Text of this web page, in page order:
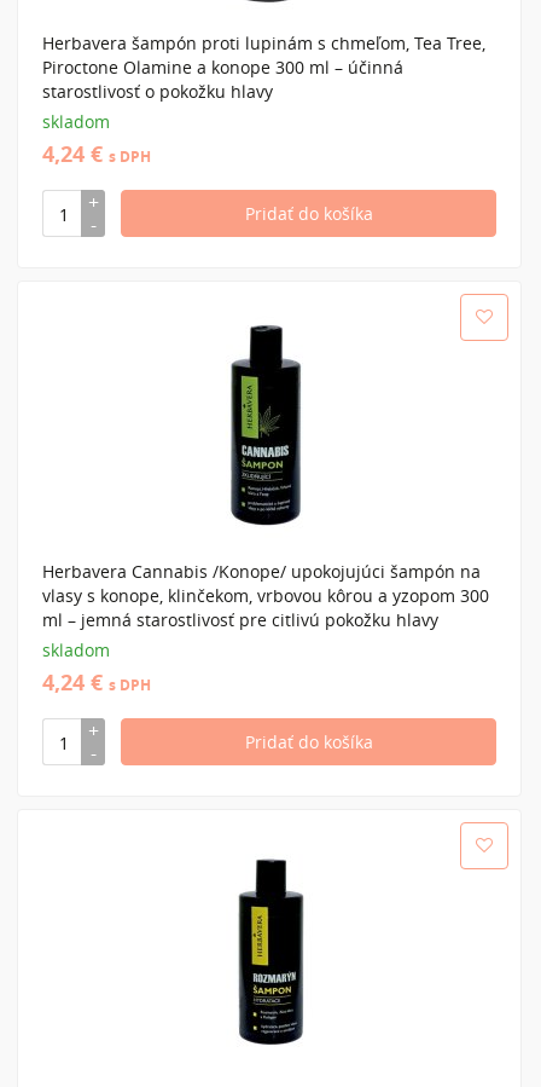
Herbavera šampón proti lupinám s chmeľom, Tea Tree,
Piroctone Olamine a konope 300 ml – účinná
starostlivosť o pokožku hlavy
skladom
4,24 € s DPH
Herbavera Cannabis /Konope/ upokojujúci šampón na
vlasy s konope, klinčekom, vrbovou kôrou a yzopom 300
ml – jemná starostlivosť pre citlivú pokožku hlavy
skladom
4,24 € s DPH